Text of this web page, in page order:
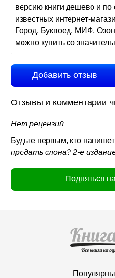
версию книги дешево и
известных интернет-
Город, Буквоед, МИФ,
можно купить со
Добавить отзыв
Отзывы и комментарии
Нет рецензий.
Будьте первым, кто
продать слона? 2-е
Подняться